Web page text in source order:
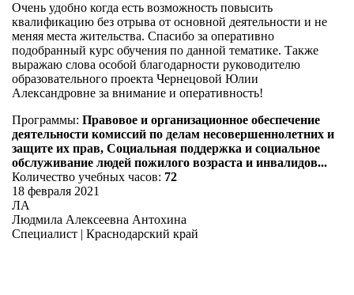
Очень удобно когда есть возможность повысить
квалификацию без отрыва от основной деятельности и не
меняя места жительства. Спасибо за оперативно
подобранный курс обучения по данной тематике. Также
выражаю слова особой благодарности руководителю
образовательного проекта Чернецовой Юлии
Александровне за внимание и оперативность!
Программы: Правовое и организационное обеспечение
деятельности комиссий по делам несовершеннолетних и
защите их прав, Социальная поддержка и социальное
обслуживание людей пожилого возраста и инвалидов...
Количество учебных часов: 72
18 февраля 2021
ЛА
Людмила Алексеевна Антохина
Специалист | Краснодарский край